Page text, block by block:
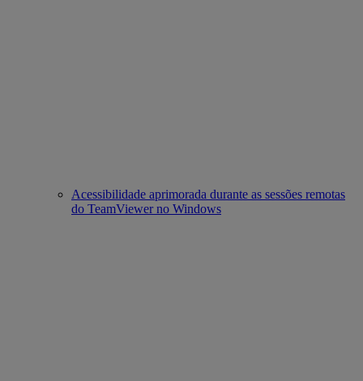
Acessibilidade aprimorada durante as sessões remotas
do TeamViewer no Windows